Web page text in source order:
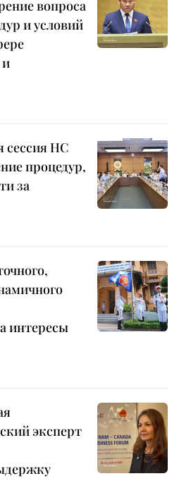
вопроса
и условий
и
сессия НС
процедур,
за
интересы
эксперт